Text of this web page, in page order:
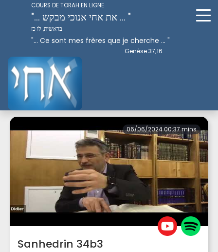
COURS DE TORAH EN LIGNE
"... את אחי אנוכי מבקש ... "
בראשית, לו כז
"... Ce sont mes frères que je cherche ... "
Genèse 37;16
Perek 4
06/06/2024 00:37 mins
Sanhedrin 34b3